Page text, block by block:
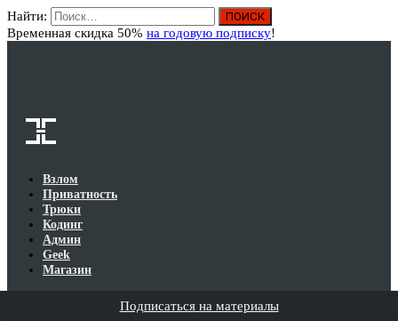
Найти:
Временная скидка 50% на годовую подписку!
Взлом
Приватность
Трюки
Кодинг
Админ
Geek
Магазин
Подписаться на материалы